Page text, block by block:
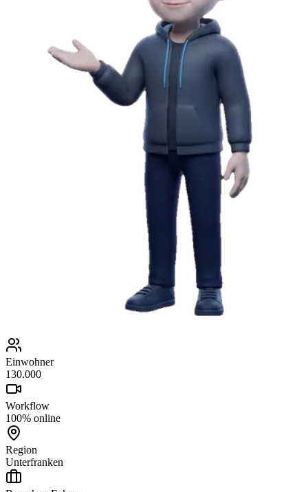
Einwohner
130.000
Workflow
100% online
Region
Unterfranken